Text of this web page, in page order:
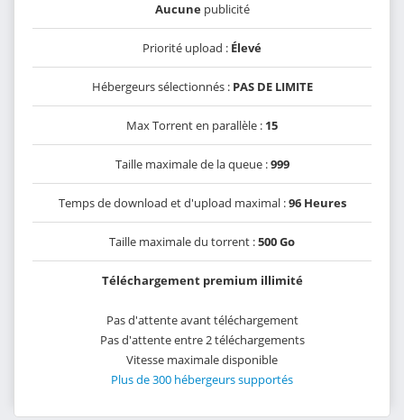
Aucunepublicité
Priorité upload : Élevé
Hébergeurs sélectionnés : PAS DE LIMITE
Max Torrent en parallèle : 15
Taille maximale de la queue :999
Temps de download et d'upload maximal :96 Heures
Taille maximale du torrent :500 Go
Téléchargement premium illimité
Pas d'attente avant téléchargement
Pas d'attente entre 2 téléchargements
Vitesse maximale disponible
Plus de 300 hébergeurs supportés